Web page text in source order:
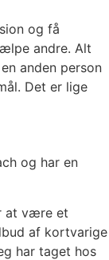
og få
andre. Alt
anden person
Det er lige
og har en
at være et
af kortvarige
har taget hos